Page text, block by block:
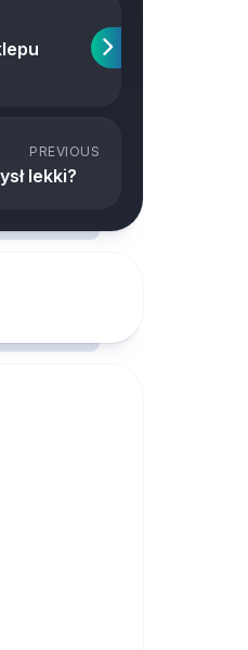
PREVIOUS
lekki?